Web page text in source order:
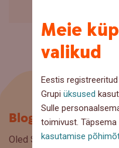
Meie
valikud
Eestis
Grupi üksused
Sulle
toimivust.
kasutamise
Blogi
Oled Swedbanki blogi